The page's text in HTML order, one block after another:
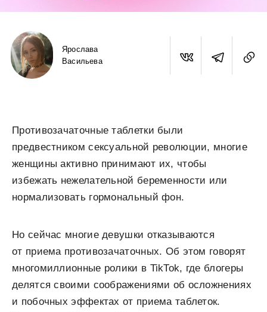
Ярослава
Васильева
Противозачаточные таблетки были
предвестником сексуальной революции, многие
женщины активно принимают их, чтобы
избежать нежелательной беременности или
нормализовать гормональный фон.
Но сейчас многие девушки отказываются
от приема противозачаточных. Об этом говорят
многомиллионные ролики в TikTok, где блогеры
делятся своими соображениями об осложнениях
и побочных эффектах от приема таблеток.